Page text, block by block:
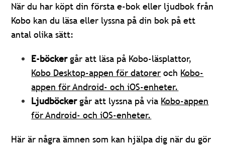
När du har köpt din första e-bok eller ljudbok från
Kobo kan du läsa eller lyssna på din bok på ett
antal olika sätt:
E-böckergår att läsa på Kobo-läsplattor,
Kobo Desktop-appen för datorer och Kobo-
appen för Android- och iOS-enheter.
Ljudböckergår att lyssna på via Kobo-appen
för Android- och iOS-enheter.
Här är några ämnen som kan hjälpa dig när du gör